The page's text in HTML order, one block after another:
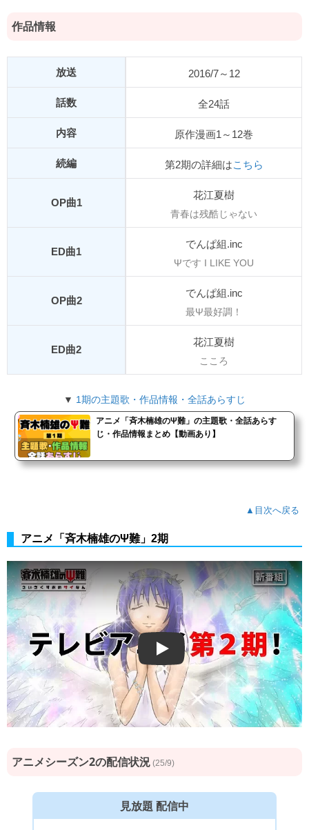
作品情報
放送 2016/7～12
話数 全24話
内容 原作漫画1～12巻
続編 第2期の詳細はこちら
OP曲1
花江夏樹
青春は残酷じゃない
ED曲1
でんぱ組.inc
Ψです I LIKE YOU
OP曲2
でんぱ組.inc
最Ψ最好調！
ED曲2
花江夏樹
こころ
▼ 1期の主題歌・作品情報・全話あらすじ
アニメ「斉木楠雄のΨ難」の主題歌・全話あらす
じ・作品情報まとめ【動画あり】
▲目次へ戻る
アニメ「斉木楠雄のΨ難」2期
Play
アニメシーズン2の配信状況 (25/9)
見放題 配信中